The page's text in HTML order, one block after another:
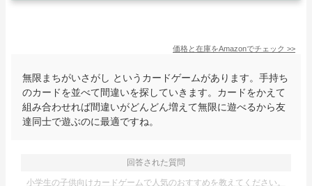
価格と在庫をAmazonでチェック >>
無限まちがいさがし というカードゲームがあります。手持ち
のカードを並べて間違いを探していきます。カードをかえて
組み合わせれば間違いがどんどん増えて無限に遊べるから友
達同士で遊ぶのに最適ですね。
回答された質問
小学生の子供向けカードゲームで人気のおすすめを教えてください。